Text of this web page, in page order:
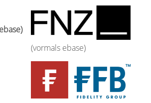
(vormals ebase)